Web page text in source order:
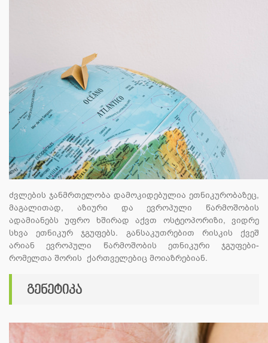
ძვლების ჯანმრთელობა დამოკიდებულია ეთნიკურობაზეც,
მაგალითად, აზიური და ევროპული წარმოშობის
ადამიანებს უფრო ხშირად აქვთ ოსტეოპორიზი, ვიდრე
სხვა ეთნიკურ ჯგუფებს. განსაკუთრებით რისკის ქვეშ
არიან ევროპული წარმოშობის ეთნიკური ჯგუფები-
რომელთა შორის ქართველებიც მოიაზრებიან.
გენეტიკა